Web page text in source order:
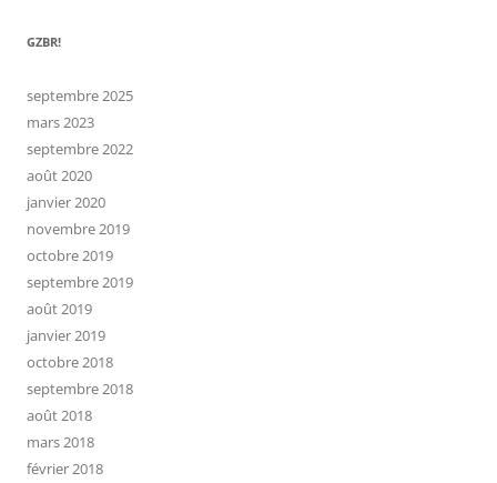
GZBR!
septembre 2025
mars 2023
septembre 2022
août 2020
janvier 2020
novembre 2019
octobre 2019
septembre 2019
août 2019
janvier 2019
octobre 2018
septembre 2018
août 2018
mars 2018
février 2018